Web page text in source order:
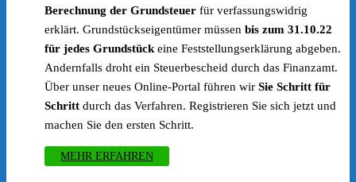
Berechnung der Grundsteuer für verfassungswidrig
erklärt. Grundstückseigentümer müssen bis zum 31.10.22
für jedes Grundstück eine Feststellungserklärung abgeben.
Andernfalls droht ein Steuerbescheid durch das Finanzamt.
Über unser neues Online-Portal führen wir Sie Schritt für
Schritt durch das Verfahren. Registrieren Sie sich jetzt und
machen Sie den ersten Schritt.
MEHR ERFAHREN